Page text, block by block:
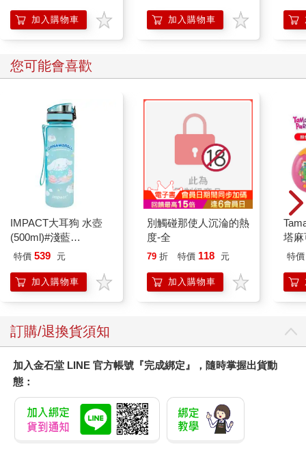
加入購物車 加入購物車
您可能會喜歡
IMPACT大耳狗 水壺
(500ml)#淺藍
IMCMB01LB
特價 539 元
加入購物車
別觸碰那使人沉淪的熱
度-全
79 折 特價 118 元
加入購物車
塔
園
特價
訂購/退換貨須知
加入金石堂 LINE 官方帳號『完成綁定』，隨時掌握出貨動
態：